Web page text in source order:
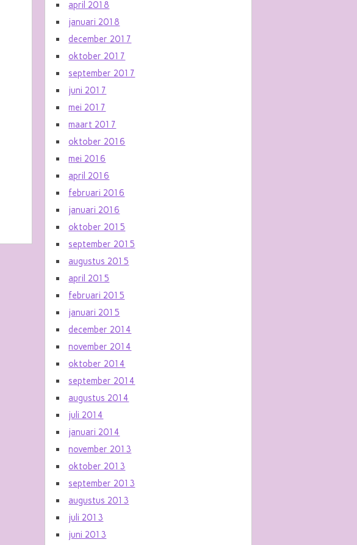
april 2018
januari 2018
december 2017
oktober 2017
september 2017
juni 2017
mei 2017
maart 2017
oktober 2016
mei 2016
april 2016
februari 2016
januari 2016
oktober 2015
september 2015
augustus 2015
april 2015
februari 2015
januari 2015
december 2014
november 2014
oktober 2014
september 2014
augustus 2014
juli 2014
januari 2014
november 2013
oktober 2013
september 2013
augustus 2013
juli 2013
juni 2013